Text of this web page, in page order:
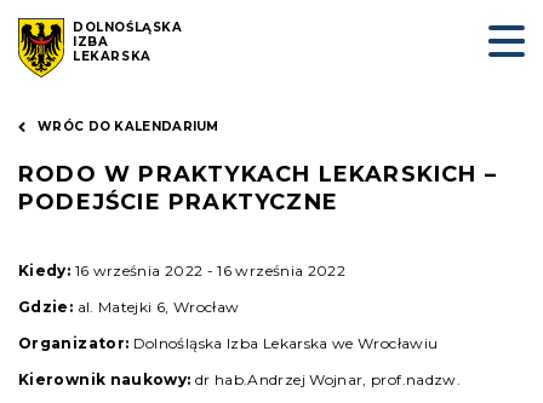
DOLNOŚLĄSKA
IZBA
LEKARSKA
WRÓC DO KALENDARIUM
RODO W PRAKTYKACH LEKARSKICH –
PODEJŚCIE PRAKTYCZNE
Kiedy: 16 września 2022 - 16 września 2022
Gdzie: al. Matejki 6, Wrocław
Organizator: Dolnośląska Izba Lekarska we Wrocławiu
Kierownik naukowy: dr hab.Andrzej Wojnar, prof.nadzw.